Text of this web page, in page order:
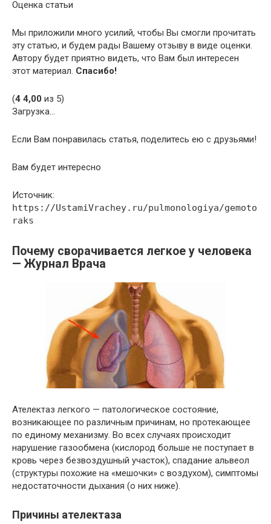
Оценка статьи
Мы приложили много усилий, чтобы Вы смогли прочитать
эту статью, и будем рады Вашему отзыву в виде оценки.
Автору будет приятно видеть, что Вам был интересен
этот материал. Спасибо!
(4 4,00 из 5)
Загрузка…
Если Вам понравилась статья, поделитесь ею с друзьями!
Вам будет интересно
Источник:
https://UstamiVrachey.ru/pulmonologiya/gemoto
raks
Почему сворачивается легкое у человека
— Журнал Врача
Ателектаз легкого — патологическое состояние,
возникающее по различным причинам, но протекающее
по единому механизму. Во всех случаях происходит
нарушение газообмена (кислород больше не поступает в
кровь через безвоздушный участок), спадание альвеол
(структуры похожие на «мешочки» с воздухом), симптомы
недостаточности дыхания (о них ниже).
Причины ателектаза